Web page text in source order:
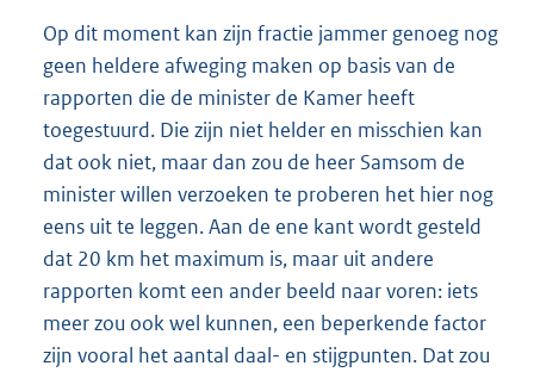
Op dit moment kan zijn fractie jammer genoeg nog
geen heldere afweging maken op basis van de
rapporten die de minister de Kamer heeft
toegestuurd. Die zijn niet helder en misschien kan
dat ook niet, maar dan zou de heer Samsom de
minister willen verzoeken te proberen het hier nog
eens uit te leggen. Aan de ene kant wordt gesteld
dat 20 km het maximum is, maar uit andere
rapporten komt een ander beeld naar voren: iets
meer zou ook wel kunnen, een beperkende factor
zijn vooral het aantal daal- en stijgpunten. Dat zou